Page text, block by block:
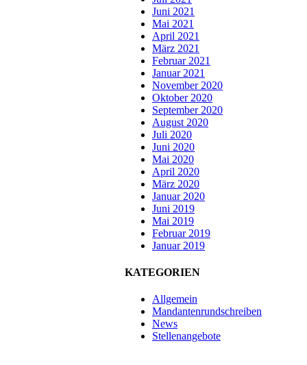
Juni 2021
Mai 2021
April 2021
März 2021
Februar 2021
Januar 2021
November 2020
Oktober 2020
September 2020
August 2020
Juli 2020
Juni 2020
Mai 2020
April 2020
März 2020
Januar 2020
Juni 2019
Mai 2019
Februar 2019
Januar 2019
KATEGORIEN
Allgemein
Mandantenrundschreiben
News
Stellenangebote